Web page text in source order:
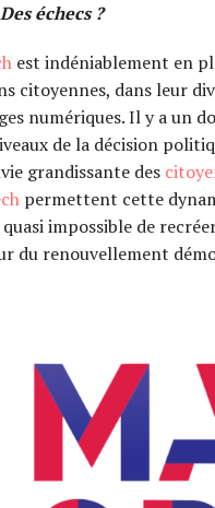
échecs ?
est indéniablement en
citoyennes, dans leur
numériques. Il y a un
de la décision
grandissante des
permettent cette
impossible de
du renouvellement